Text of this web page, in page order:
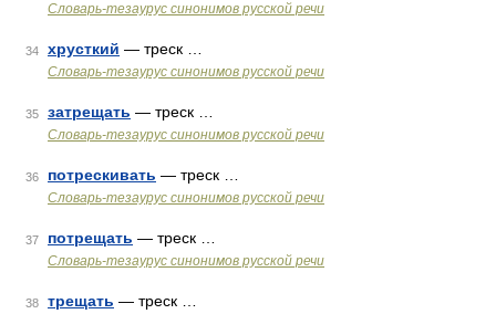
Словарь-тезаурус синонимов русской речи
34 хрусткий — треск …
Словарь-тезаурус синонимов русской речи
35 затрещать — треск …
Словарь-тезаурус синонимов русской речи
36 потрескивать — треск …
Словарь-тезаурус синонимов русской речи
37 потрещать — треск …
Словарь-тезаурус синонимов русской речи
38 трещать — треск …